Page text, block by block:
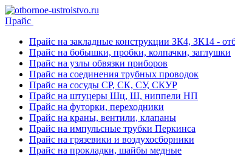
Прайс
Прайс на закладные конструкции ЗК4, ЗК14 -
Прайс на бобышки, пробки, колпачки, заглушки
Прайс на узлы обвязки приборов
Прайс на соединения трубных проводок
Прайс на сосуды СР, СК, СУ, СКУР
Прайс на штуцеры Шц, Ш, ниппели НП
Прайс на футорки, переходники
Прайс на краны, вентили, клапаны
Прайс на импульсные трубки Перкинса
Прайс на грязевики и воздухосборники
Прайс на прокладки, шайбы медные